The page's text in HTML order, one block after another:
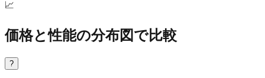
📈
価格と性能の分布図で比較
?